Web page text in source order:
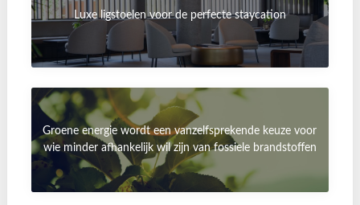
Luxe ligstoelen voor de perfecte staycation
Groene energie wordt een vanzelfsprekende keuze voor
wie minder afhankelijk wil zijn van fossiele brandstoffen